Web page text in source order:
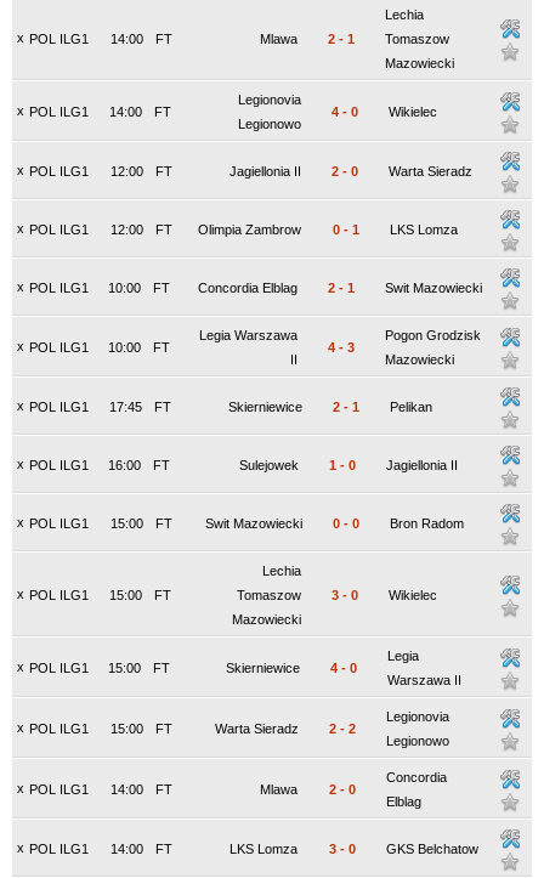
x POL ILG1 FT
14:00 Mlawa 2 - 1
Lechia
Tomaszow
Mazowiecki
x POL ILG1 FT
14:00
Legionovia
Legionowo
4 - 0 Wikielec
x POL ILG1 FT
12:00 Jagiellonia II 2 - 0 Warta Sieradz
x POL ILG1 FT
12:00 Olimpia Zambrow 0 - 1 LKS Lomza
x POL ILG1 FT
10:00 Concordia Elblag 2 - 1 Swit Mazowiecki
x POL ILG1 FT
10:00
Legia Warszawa
II
4 - 3
Pogon Grodzisk
Mazowiecki
x POL ILG1 FT
17:45 Skierniewice 2 - 1 Pelikan
x POL ILG1 FT
16:00 Sulejowek 1 - 0 Jagiellonia II
x POL ILG1 FT
15:00 Swit Mazowiecki 0 - 0 Bron Radom
x POL ILG1 FT
15:00
Lechia
Tomaszow
Mazowiecki
3 - 0 Wikielec
x POL ILG1 FT
15:00 Skierniewice 4 - 0
Legia
Warszawa II
x POL ILG1 FT
15:00 Warta Sieradz 2 - 2
Legionovia
Legionowo
x POL ILG1 FT
14:00 Mlawa 2 - 0
Concordia
Elblag
x POL ILG1 FT
14:00 LKS Lomza 3 - 0 GKS Belchatow